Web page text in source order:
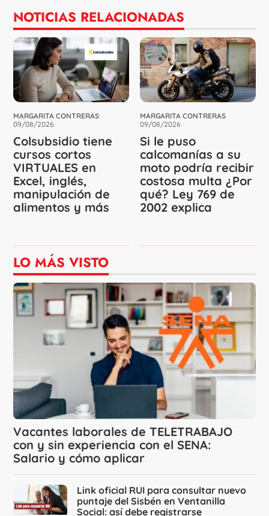
NOTICIAS RELACIONADAS
MARGARITA CONTRERAS
09/08/2026
Colsubsidio tiene
cursos cortos
VIRTUALES en
Excel, inglés,
manipulación de
alimentos y más
MARGARITA CONTRERAS
09/08/2026
Si le puso
calcomanías a su
moto podría recibir
costosa multa ¿Por
qué? Ley 769 de
2002 explica
LO MÁS VISTO
Vacantes laborales de TELETRABAJO
con y sin experiencia con el SENA:
Salario y cómo aplicar
Link oficial RUI para consultar nuevo
puntaje del Sisbén en Ventanilla
Social: así debe registrarse